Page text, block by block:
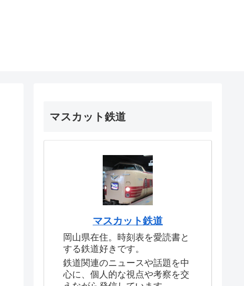
マスカット鉄道
マスカット鉄道
岡山県在住。時刻表を愛読書と
する鉄道好きです。
鉄道関連のニュースや話題を中
心に、個人的な視点や考察を交